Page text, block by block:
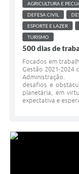
AGRICULTURA E
DEFESA CIVIL
ESPORTE E LAZER
TURISMO
500 dias de
Focados em
Gestão 2021-2024
Administração.
desafios e
planetária, em
expectativa e